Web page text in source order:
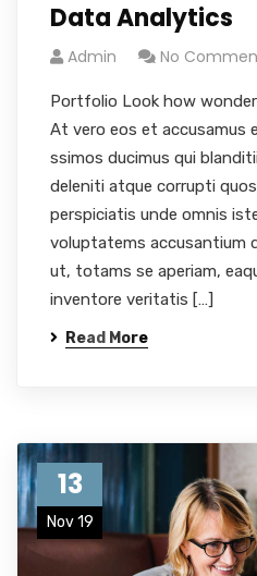
Data Analytics
Admin No
Portfolio Look how
At vero eos et accusamus
ssimos ducimus qui
deleniti atque corrupti
perspiciatis unde omnis
voluptatems accusantium
ut, totams se aperiam,
inventore veritatis […]
Read More
13
Nov 19